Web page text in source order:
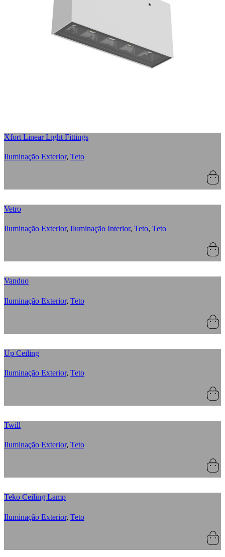
Xfort Linear Light Fittings
Iluminação Exterior, Teto
Vetro
Iluminação Exterior, Iluminação Interior, Teto, Teto
Vanduo
Iluminação Exterior, Teto
Up Ceiling
Iluminação Exterior, Teto
Twill
Iluminação Exterior, Teto
Teko Ceiling Lamp
Iluminação Exterior, Teto